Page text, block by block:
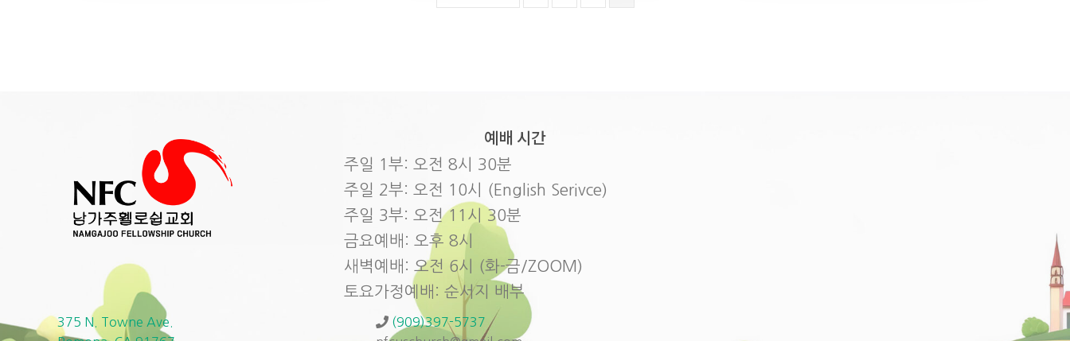
예배 시간
주일 1부: 오전 8시 30분
주일 2부: 오전 10시 (English Serivce)
주일 3부: 오전 11시 30분
금요예배: 오후 8시
새벽예배: 오전 6시 (화-금/ZOOM)
토요가정예배: 순서지 배부
375 N. Towne Ave.
(909)397-5737